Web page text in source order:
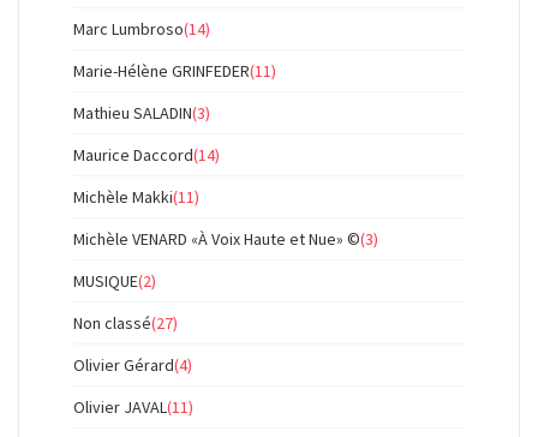
Marc Lumbroso(14)
Marie-Hélène GRINFEDER(11)
Mathieu SALADIN(3)
Maurice Daccord(14)
Michèle Makki(11)
Michèle VENARD «À Voix Haute et Nue» ©(3)
MUSIQUE(2)
Non classé(27)
Olivier Gérard(4)
Olivier JAVAL(11)